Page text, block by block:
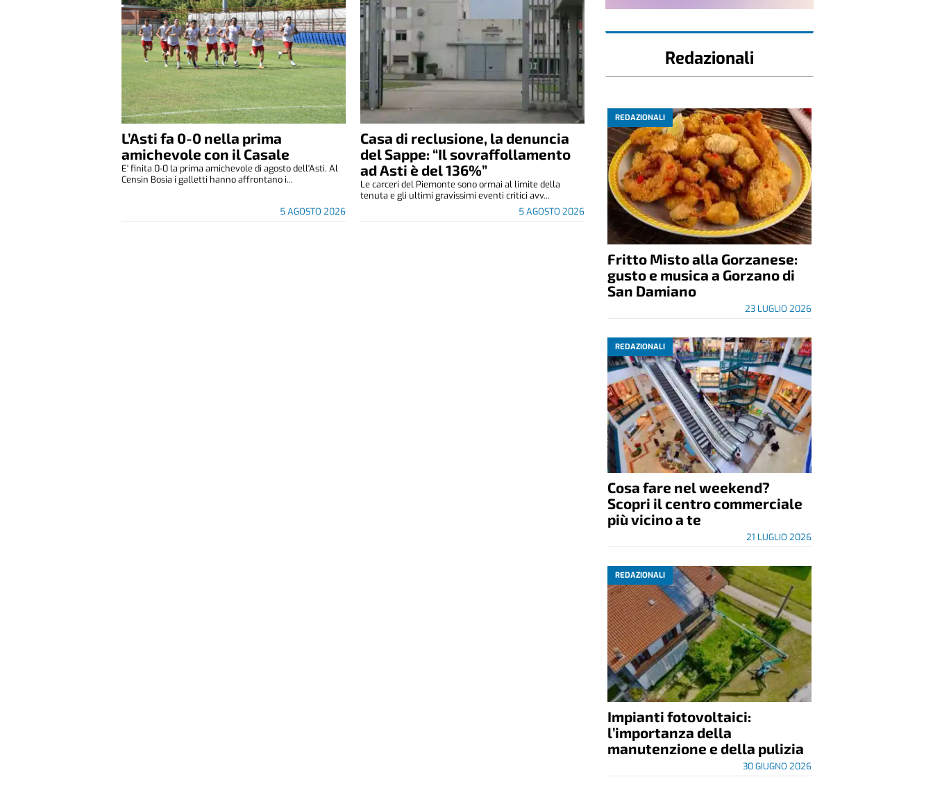
L’Asti fa 0-0 nella prima
amichevole con il Casale
5 AGOSTO 2026
E' finita 0-0 la prima amichevole di agosto dell'Asti. Al
Censin Bosia i galletti hanno affrontano i...
Casa di reclusione, la denuncia
del Sappe: “Il sovraffollamento
ad Asti è del 136%”
5 AGOSTO 2026
Le carceri del Piemonte sono ormai al limite della
tenuta e gli ultimi gravissimi eventi critici avv...
Redazionali
REDAZIONALI
Fritto Misto alla Gorzanese:
gusto e musica a Gorzano di
San Damiano
23 LUGLIO 2026
REDAZIONALI
Cosa fare nel weekend?
Scopri il centro commerciale
più vicino a te
21 LUGLIO 2026
REDAZIONALI
Impianti fotovoltaici:
l’importanza della
manutenzione e della pulizia
30 GIUGNO 2026